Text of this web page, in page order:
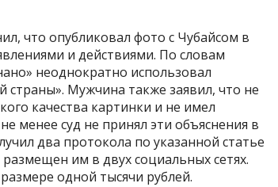
что опубликовал фото с Чубайсом в
и действиями. По словам
неоднократно использовал
страны». Мужчина также заявил, что не
качества картинки и не имел
менее суд не принял эти объяснения в
два протокола по указанной статье
им в двух социальных сетях.
одной тысячи рублей.